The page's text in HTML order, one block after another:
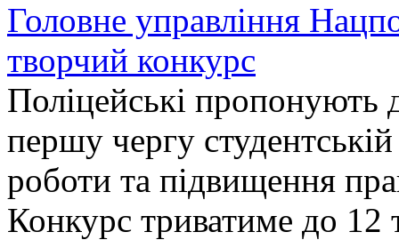
Головне управління
творчий конкурс
Поліцейські пропонують
першу чергу
роботи та підвищення
Конкурс триватиме до 12